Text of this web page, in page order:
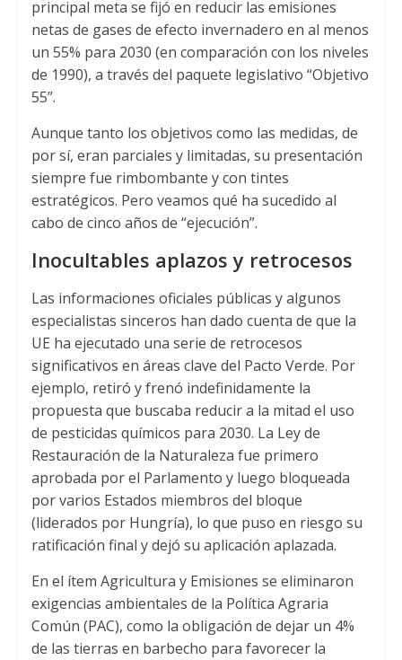
principal meta se fijó en reducir las emisiones
netas de gases de efecto invernadero en al menos
un 55% para 2030 (en comparación con los niveles
de 1990), a través del paquete legislativo “Objetivo
55”.
Aunque tanto los objetivos como las medidas, de
por sí, eran parciales y limitadas, su presentación
siempre fue rimbombante y con tintes
estratégicos. Pero veamos qué ha sucedido al
cabo de cinco años de “ejecución”.
Inocultables aplazos y retrocesos
Las informaciones oficiales públicas y algunos
especialistas sinceros han dado cuenta de que la
UE ha ejecutado una serie de retrocesos
significativos en áreas clave del Pacto Verde. Por
ejemplo, retiró y frenó indefinidamente la
propuesta que buscaba reducir a la mitad el uso
de pesticidas químicos para 2030. La Ley de
Restauración de la Naturaleza fue primero
aprobada por el Parlamento y luego bloqueada
por varios Estados miembros del bloque
(liderados por Hungría), lo que puso en riesgo su
ratificación final y dejó su aplicación aplazada.
En el ítem Agricultura y Emisiones se eliminaron
exigencias ambientales de la Política Agraria
Común (PAC), como la obligación de dejar un 4%
de las tierras en barbecho para favorecer la